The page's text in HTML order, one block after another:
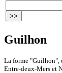
Guilhon
La forme "Guilhon",
Entre-deux-Mers et